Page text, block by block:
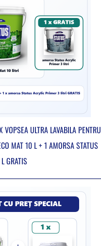
VOPSEA ULTRA LAVABILA PENTRU
MAT 10 L + 1 AMORSA STATUS
GRATIS